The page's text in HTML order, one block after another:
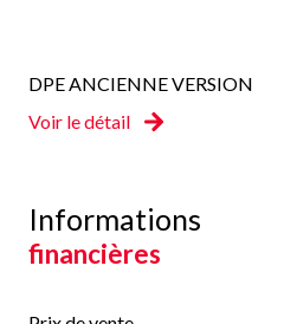
DPE ANCIENNE VERSION
Voir le détail
Informations
financières